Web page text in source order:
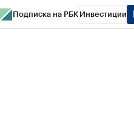
Подписка на РБК Инвестиции